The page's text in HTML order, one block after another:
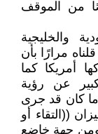
من الموقف
والخليجية
مرارًا بأن
أمريكا كما
عن رؤية
ما كان قد جرى
((التقاء أو
ومن جهة خاضع